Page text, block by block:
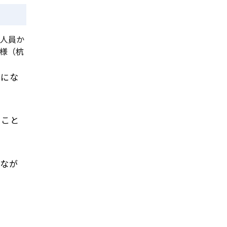
員か
（杭
な
と
が